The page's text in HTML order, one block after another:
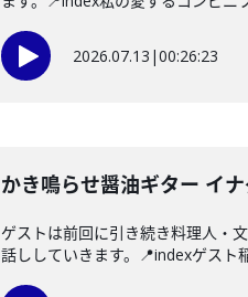
2026.07.13 |00:26:23
かき鳴らせ醤油ギター イ
ゲストは前回に引き続き料理人・
話ししていきます。📍indexゲスト